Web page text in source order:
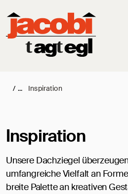
/ Inspiration
Inspiration
Unsere Dachziegel
umfangreiche Vielfalt an
breite Palette an kreativen